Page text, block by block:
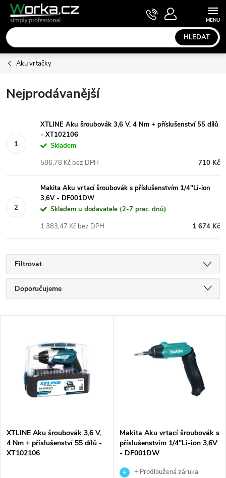
Přejít
obsah
HLEDAT
NÁKUPNÍ
KOŠÍK
Aku vrtačky
Nejprodávanější
XTLINE Aku šroubovák 3,6 V, 4 Nm + příslušenství 55 dílů
- XT102106
Skladem
710 Kč
586,78 Kč bez DPH
Makita Aku vrtací šroubovák s příslušenstvím 1/4"Li-ion
3,6V - DF001DW
Skladem u dodavatele (2-7 prac. dnů)
1 674 Kč
1 383,47 Kč bez DPH
Filtrovat
Ř
a
p
Doporučujeme
Nejprodávanější
Abecedně
s
p
XTLINE Aku šroubovák 3,6 V,
4 Nm + příslušenství 55 dílů -
XT102106
Makita Aku vrtací šroubovák s
příslušenstvím 1/4"Li-ion 3,6V
- DF001DW
+ Prodloužená záruka